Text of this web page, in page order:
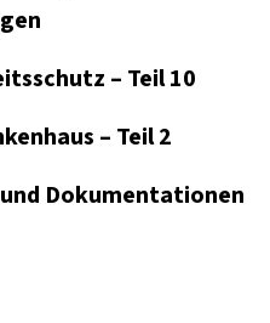
– Teil 10
– Teil 2
Dokumentationen